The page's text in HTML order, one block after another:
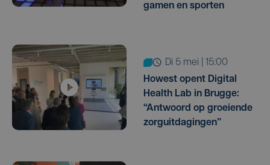
gamen en sporten
di 5 mei | 15:00
Howest opent Digital
Health Lab in Brugge:
“Antwoord op groeiende
zorguitdagingen”